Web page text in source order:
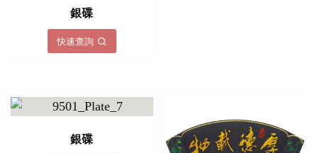
銀碟
快速查詢
銀碟